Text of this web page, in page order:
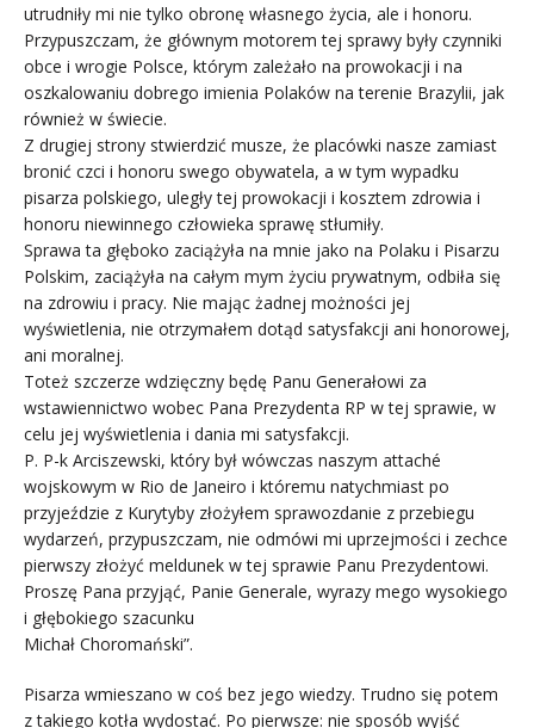
utrudniły mi nie tylko obronę własnego życia, ale i honoru.
Przypuszczam, że głównym motorem tej sprawy były czynniki
obce i wrogie Polsce, którym zależało na prowokacji i na
oszkalowaniu dobrego imienia Polaków na terenie Brazylii, jak
również w świecie.
Z drugiej strony stwierdzić musze, że placówki nasze zamiast
bronić czci i honoru swego obywatela, a w tym wypadku
pisarza polskiego, uległy tej prowokacji i kosztem zdrowia i
honoru niewinnego człowieka sprawę stłumiły.
Sprawa ta głęboko zaciążyła na mnie jako na Polaku i Pisarzu
Polskim, zaciążyła na całym mym życiu prywatnym, odbiła się
na zdrowiu i pracy. Nie mając żadnej możności jej
wyświetlenia, nie otrzymałem dotąd satysfakcji ani honorowej,
ani moralnej.
Toteż szczerze wdzięczny będę Panu Generałowi za
wstawiennictwo wobec Pana Prezydenta RP w tej sprawie, w
celu jej wyświetlenia i dania mi satysfakcji.
P. P-k Arciszewski, który był wówczas naszym attaché
wojskowym w Rio de Janeiro i któremu natychmiast po
przyjeździe z Kurytyby złożyłem sprawozdanie z przebiegu
wydarzeń, przypuszczam, nie odmówi mi uprzejmości i zechce
pierwszy złożyć meldunek w tej sprawie Panu Prezydentowi.
Proszę Pana przyjąć, Panie Generale, wyrazy mego wysokiego
i głębokiego szacunku
Michał Choromański”.
Pisarza wmieszano w coś bez jego wiedzy. Trudno się potem
z takiego kotła wydostać. Po pierwsze: nie sposób wyjść